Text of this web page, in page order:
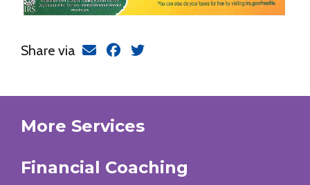
Share via
More Services
Financial Coaching